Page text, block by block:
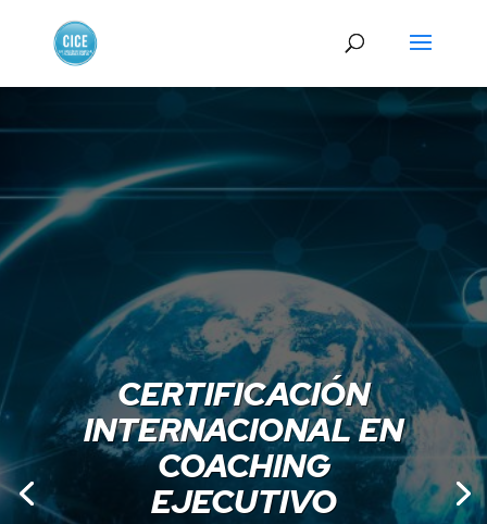
CERTIFICACIÓN
INTERNACIONAL EN
COACHING
EJECUTIVO